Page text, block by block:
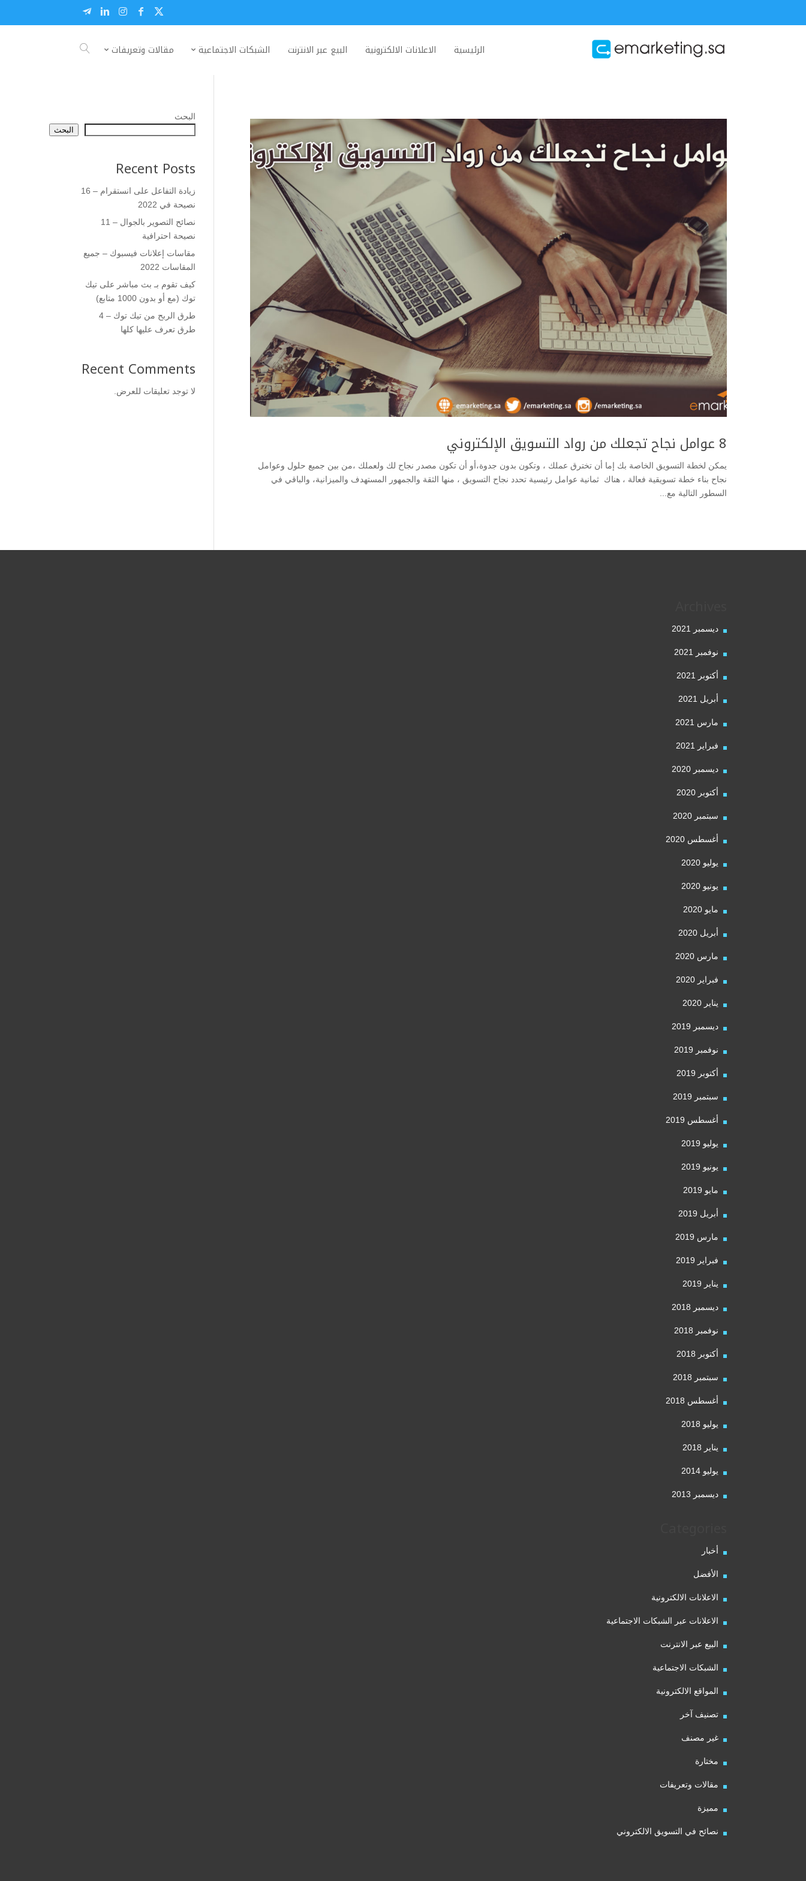
الرئيسية الاعلانات الالكترونية البيع عبر الانترنت الشبكات الاجتماعية مقالات وتعريفات
8 عوامل نجاح تجعلك من رواد التسويق الإلكتروني
يمكن لخطة التسويق الخاصة بك إما أن تخترق عملك ، وتكون بدون جدوة،أو أن تكون مصدر نجاح لك ولعملك ،من بين جميع حلول وعوامل
نجاح بناء خطة تسويقية فعالة ، هناك ثمانية عوامل رئيسية تحدد نجاح التسويق ، منها الثقة والجمهور المستهدف والميزانية، والباقي في
السطور التالية مع...
البحث
البحث
Recent Posts
زيادة التفاعل على انستقرام – 16
نصيحة في 2022
نصائح التصوير بالجوال – 11
نصيحة احترافية
مقاسات إعلانات فيسبوك – جميع
المقاسات 2022
كيف تقوم بـ بث مباشر على تيك
توك (مع أو بدون 1000 متابع)
طرق الربح من تيك توك – 4
طرق تعرف عليها كلها
Recent Comments
لا توجد تعليقات للعرض.
ديسمبر 2021
نوفمبر 2021
أكتوبر 2021
أبريل 2021
مارس 2021
فبراير 2021
ديسمبر 2020
أكتوبر 2020
سبتمبر 2020
أغسطس 2020
يوليو 2020
يونيو 2020
مايو 2020
أبريل 2020
مارس 2020
فبراير 2020
يناير 2020
ديسمبر 2019
نوفمبر 2019
أكتوبر 2019
سبتمبر 2019
أغسطس 2019
يوليو 2019
يونيو 2019
مايو 2019
أبريل 2019
مارس 2019
فبراير 2019
يناير 2019
ديسمبر 2018
نوفمبر 2018
أكتوبر 2018
سبتمبر 2018
أغسطس 2018
يوليو 2018
يناير 2018
يوليو 2014
ديسمبر 2013
أخبار
الأفضل
الاعلانات الالكترونية
الاعلانات عبر الشبكات الاجتماعية
البيع عبر الانترنت
الشبكات الاجتماعية
المواقع الالكترونية
تصنيف آخر
غير مصنف
مختارة
مقالات وتعريفات
مميزة
نصائح في التسويق الالكتروني